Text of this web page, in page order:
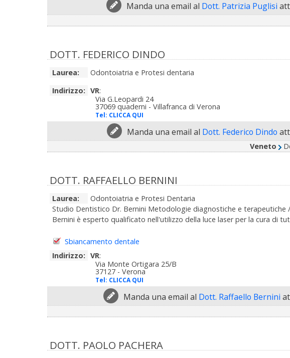
Manda una email al Dott. Patrizia Puglisi
DOTT. FEDERICO DINDO
Laurea:
Odontoiatria e Protesi dentaria
Indirizzo: VR:
Via G.Leopardi 24
37069 quaderni - Villafranca di Verona
Tel: CLICCA QUI
Manda una email al Dott. Federico Dindo
Veneto
DOTT. RAFFAELLO BERNINI
Laurea:
Odontoiatria e Protesi Dentaria
Studio Dentistico Dr. Bernini Metodologie diagnostiche e
Bernini è esperto qualificato nell'utilizzo della luce laser per la cura di
Sbiancamento dentale
Indirizzo: VR:
Via Monte Ortigara 25/B
37127 - Verona
Tel: CLICCA QUI
Manda una email al Dott. Raffaello Bernini
DOTT. PAOLO PACHERA